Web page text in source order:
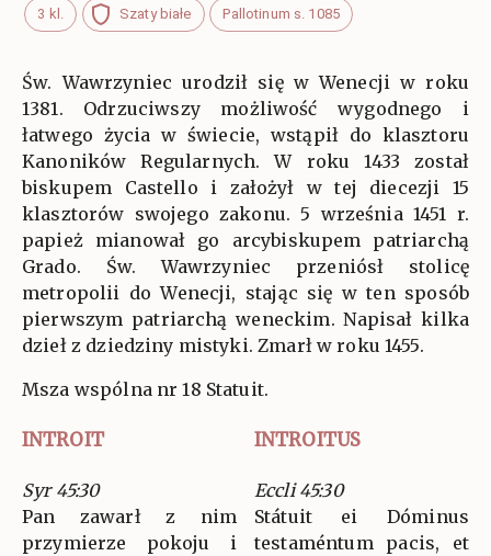
3 kl. Szaty białe Pallotinum s. 1085
Św. Wawrzyniec urodził się w Wenecji w roku
1381. Odrzuciwszy możliwość wygodnego i
łatwego życia w świecie, wstąpił do klasztoru
Kanoników Regularnych. W roku 1433 został
biskupem Castello i założył w tej diecezji 15
klasztorów swojego zakonu. 5 września 1451 r.
papież mianował go arcybiskupem patriarchą
Grado. Św. Wawrzyniec przeniósł stolicę
metropolii do Wenecji, stając się w ten sposób
pierwszym patriarchą weneckim. Napisał kilka
dzieł z dziedziny mistyki. Zmarł w roku 1455.
Msza wspólna nr 18 Statuit.
INTROIT INTROITUS
Syr 45:30
Pan zawarł z nim
przymierze pokoju i
Eccli 45:30
Státuit ei Dóminus
testaméntum pacis, et